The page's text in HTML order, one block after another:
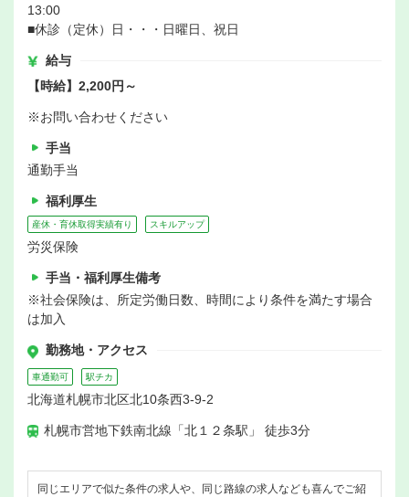
13:00
■休診（定休）日・・・日曜日、祝日
給与
【時給】2,200円～
※お問い合わせください
手当
通勤手当
福利厚生
産休・育休取得実績有り スキルアップ
労災保険
手当・福利厚生備考
※社会保険は、所定労働日数、時間により条件を満たす場合
は加入
勤務地・アクセス
車通勤可 駅チカ
北海道札幌市北区北10条西3-9-2
札幌市営地下鉄南北線「北１２条駅」 徒歩3分
同じエリアで似た条件の求人や、同じ路線の求人なども喜んでご紹